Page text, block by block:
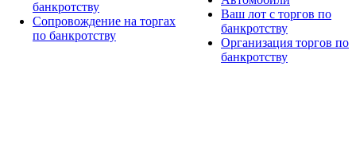
банкротству
Сопровождение на торгах
по банкротству
Ваш лот с торгов по
банкротству
Организация торгов по
банкротству